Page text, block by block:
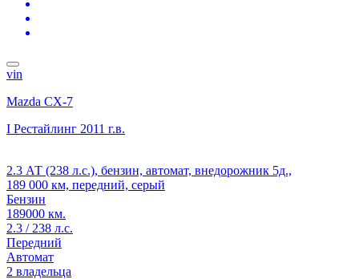
vin
Mazda CX-7
I Рестайлинг 2011 г.в.
2.3 АТ (238 л.с.), бензин, автомат, внедорожник 5д.,
189 000 км, передний, серый
Бензин
189000 км.
2.3 / 238 л.с.
Передний
Автомат
2 владельца